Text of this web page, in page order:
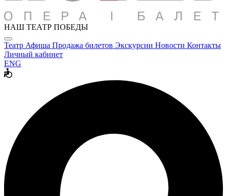
НАШ ТЕАТР ПОБЕДЫ
Театр Афиша Продажа билетов Экскурсии Новости Контакты
Личный кабинет
ENG